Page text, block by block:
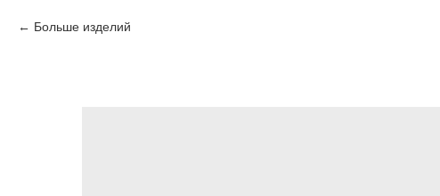
Больше изделий